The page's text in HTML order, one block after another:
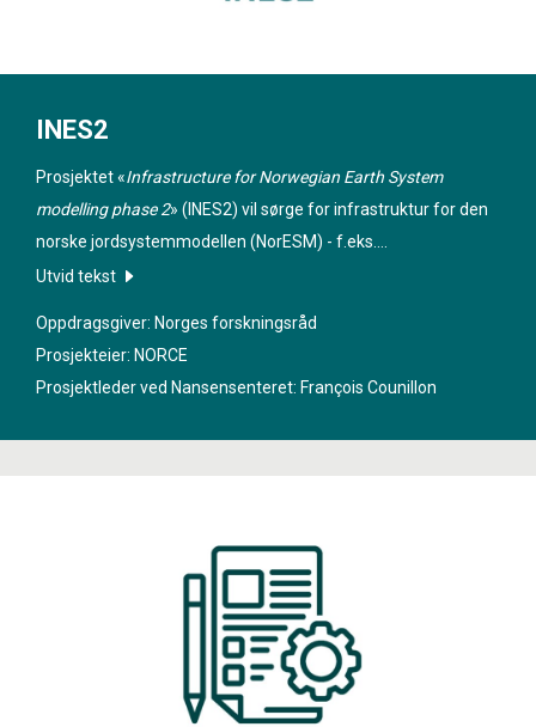
INES2
Prosjektet «Infrastructure for Norwegian Earth System
modelling phase 2» (INES2) vil sørge for infrastruktur for den
norske jordsystemmodellen (NorESM) - f.eks.
dokumentasjon, effektivitet, lagring og validering. Det vil gjøre
klimamiljøet og fremme evnen til å svare på et komplekst
sett med spørsmål som trengs for FNs klimapanel og for
utviklingen av klimatjenester.
Utvid tekst
Oppdragsgiver: Norges forskningsråd
Prosjekteier: NORCE
Prosjektleder ved Nansensenteret: François Counillon